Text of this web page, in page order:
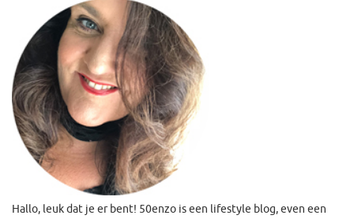
Hallo, leuk dat je er bent! 50enzo is een lifestyle blog, even een